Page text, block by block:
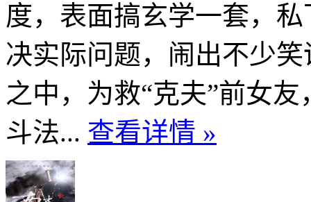
度，表面搞玄学一套，
决实际问题，闹出不少
之中，为救“克夫”前女
斗法... 查看详情 »